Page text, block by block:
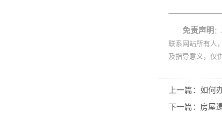
免责声明
联系网站所有人
及指导意义，仅
上一篇：如何
下一篇：房屋